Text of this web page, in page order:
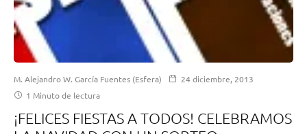
M. Alejandro W. García Fuentes (Esfera)
24 diciembre, 2013
1 Minuto de lectura
¡FELICES FIESTAS A TODOS! CELEBRAMOS